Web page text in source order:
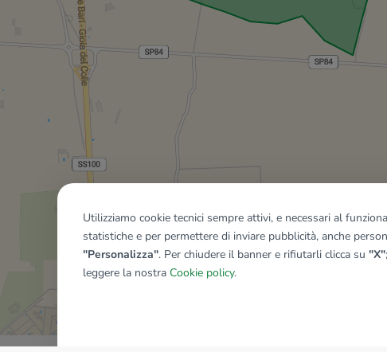
Mostra tutti gli immobili del riquadro
Utilizziamo cookie tecnici sempre attivi, e necessari al
statistiche e per permettere di inviare pubblicità, anche
"Personalizza". Per chiudere il banner e rifiutarli clicca su "X"
leggere la nostra Cookie policy.